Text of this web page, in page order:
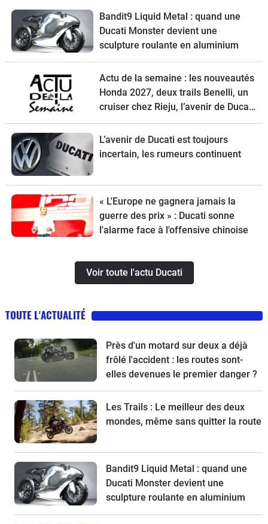
Bandit9 Liquid Metal : quand une
Ducati Monster devient une
sculpture roulante en aluminium
Actu de la semaine : les nouveautés
Honda 2027, deux trails Benelli, un
cruiser chez Rieju, l’avenir de Ducati
et la Norton Atlas à l’essai
L’avenir de Ducati est toujours
incertain, les rumeurs continuent
« L'Europe ne gagnera jamais la
guerre des prix » : Ducati sonne
l'alarme face à l'offensive chinoise
Voir toute l'actu Ducati
TOUTE L'ACTUALITÉ
Près d'un motard sur deux a déjà
frôlé l'accident : les routes sont-
elles devenues le premier danger ?
Les Trails : Le meilleur des deux
mondes, même sans quitter la route
Bandit9 Liquid Metal : quand une
Ducati Monster devient une
sculpture roulante en aluminium